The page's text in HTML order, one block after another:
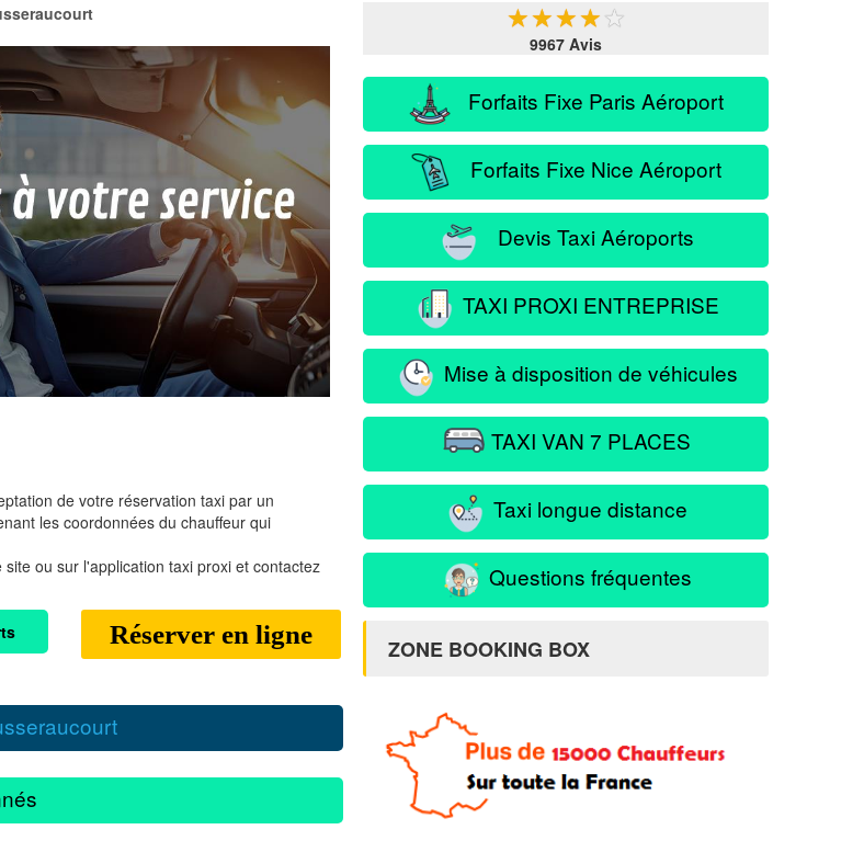
de votre réservation taxi par un
les coordonnées du chauffeur qui
ou sur l'application taxi proxi et contactez
Réserver en ligne
★★★★ ★
9967 Avis
Forfaits Fixe Paris Aéroport
Forfaits Fixe Nice Aéroport
Devis Taxi Aéroports
TAXI PROXI ENTREPRISE
Mise à disposition de véhicules
TAXI VAN 7 PLACES
Taxi longue distance
Questions fréquentes
ZONE BOOKING BOX